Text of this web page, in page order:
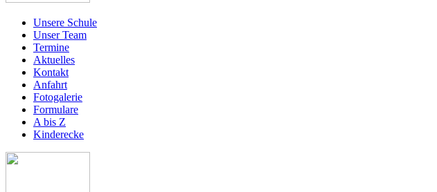
Unsere Schule
Unser Team
Termine
Aktuelles
Kontakt
Anfahrt
Fotogalerie
Formulare
A bis Z
Kinderecke